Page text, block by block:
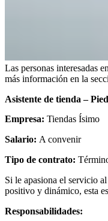
Las personas interesadas
más información en la
Asistente de tienda –
Empresa: Tiendas Ísimo
Salario: A convenir
Tipo de contrato:
Si le apasiona el servicio
positivo y dinámico, esta
Responsabilidades: